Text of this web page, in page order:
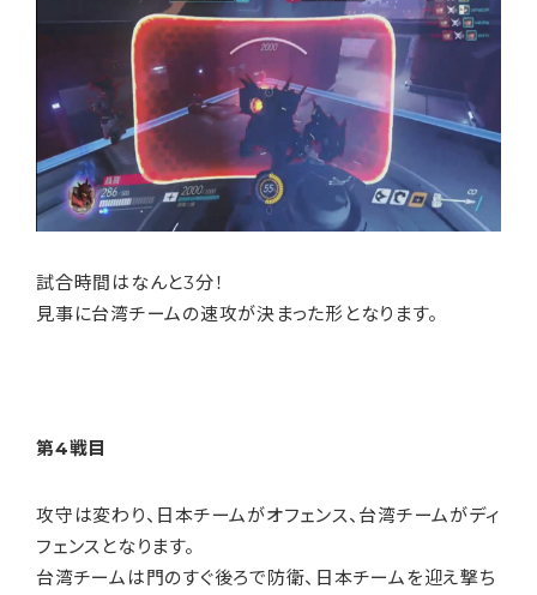
試合時間はなんと3分！
見事に台湾チームの速攻が決まった形となります。
第4戦目
攻守は変わり、日本チームがオフェンス、台湾チームがディ
フェンスとなります。
台湾チームは門のすぐ後ろで防衛、日本チームを迎え撃ち